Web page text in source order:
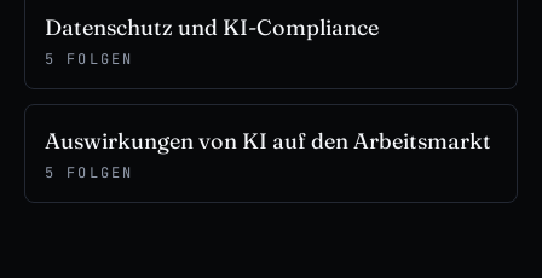
Datenschutz und KI-Compliance
5 FOLGEN
Auswirkungen von KI auf den Arbeitsmarkt
5 FOLGEN